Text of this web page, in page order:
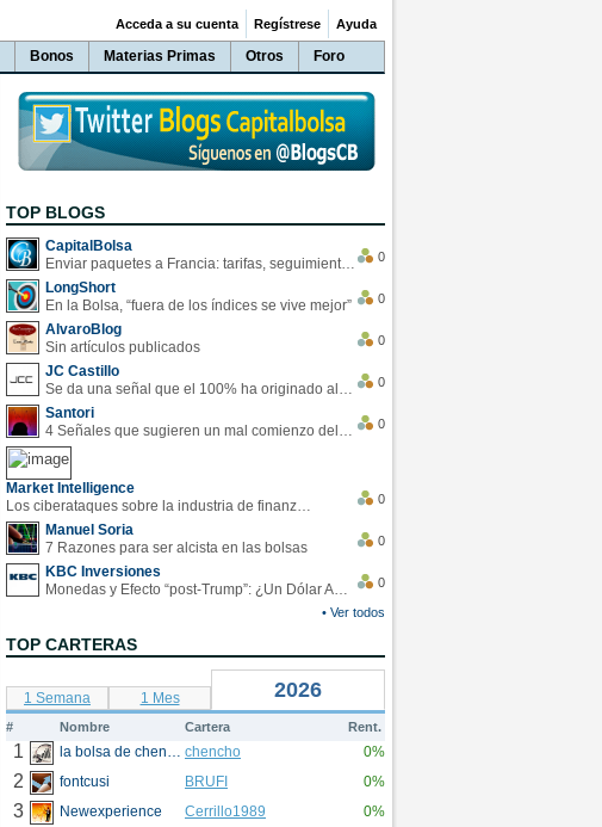
Bonos Materias Primas Otros Foro
Acceda a su cuenta Regístrese Ayuda
TOP BLOGS
CapitalBolsa
Enviar paquetes a Francia: tarifas, seguimiento y ventajas destacadas
0
LongShort
En la Bolsa, “fuera de los índices se vive mejor”
0
AlvaroBlog
Sin artículos publicados
0
JC Castillo
Se da una señal que el 100% ha originado alzas en las bolsas
0
Santori
4 Señales que sugieren un mal comienzo del 3T de la economía EEUU
0
Market Intelligence
Los ciberataques sobre la industria de finanzas se han duplicado este año
0
Manuel Soria
7 Razones para ser alcista en las bolsas
0
KBC Inversiones
Monedas y Efecto “post-Trump”: ¿Un Dólar Americano operando en rangos?
0
• Ver todos
TOP CARTERAS
1 Semana 1 Mes 2026
# Nombre Cartera Rent.
1 la bolsa de chencho chencho 0%
2 fontcusi BRUFI 0%
3 Newexperience Cerrillo1989 0%